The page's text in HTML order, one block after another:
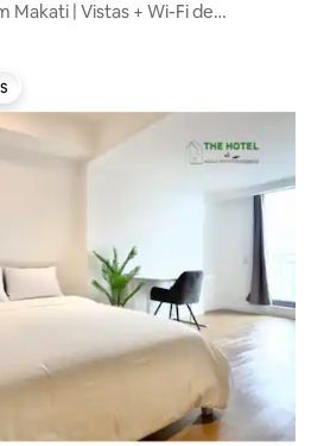
Makati | Vistas + Wi-Fi de